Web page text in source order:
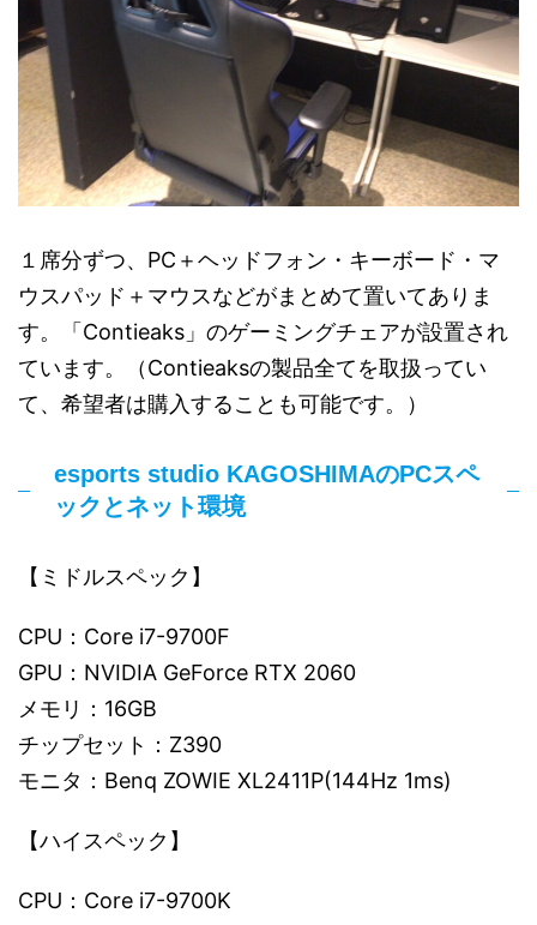
１席分ずつ、PC＋ヘッドフォン・キーボード・マ
ウスパッド＋マウスなどがまとめて置いてありま
す。「Contieaks」のゲーミングチェアが設置され
ています。（Contieaksの製品全てを取扱ってい
て、希望者は購入することも可能です。）
esports studio KAGOSHIMAのPCスペ
ックとネット環境
【ミドルスペック】
CPU：Core i7-9700F
GPU：NVIDIA GeForce RTX 2060
メモリ：16GB
チップセット：Z390
モニタ：Benq ZOWIE XL2411P(144Hz 1ms)
【ハイスペック】
CPU：Core i7-9700K